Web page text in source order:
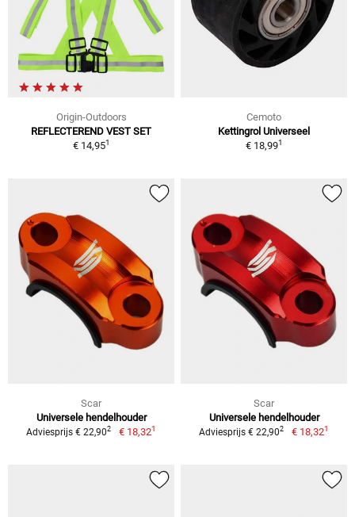
Origin-Outdoors
REFLECTEREND VEST SET
€ 14,951
Cemoto
Kettingrol Universeel
€ 18,991
Scar
Universele hendelhouder
Adviesprijs € 22,902 € 18,321
Scar
Universele hendelhouder
Adviesprijs € 22,902 € 18,321